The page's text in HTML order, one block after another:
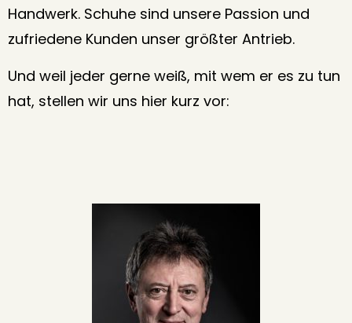
Handwerk. Schuhe sind unsere Passion und
zufriedene Kunden unser größter Antrieb.
Und weil jeder gerne weiß, mit wem er es zu tun
hat, stellen wir uns hier kurz vor: